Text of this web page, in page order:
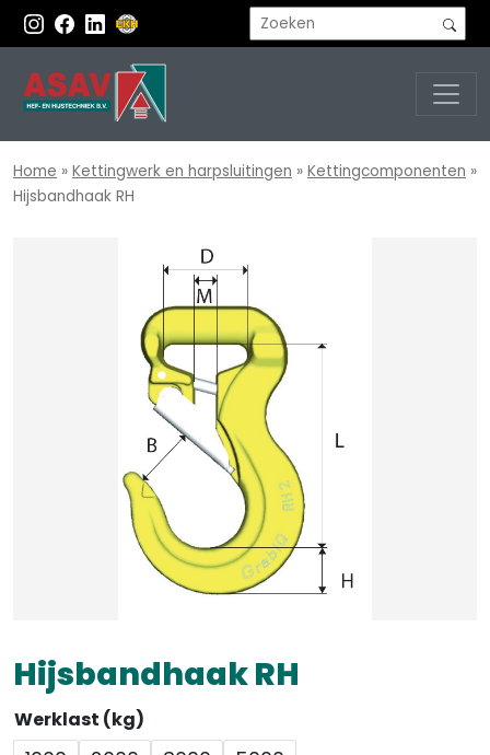
Home » Kettingwerk en harpsluitingen » Kettingcomponenten »
Hijsbandhaak RH
Hijsbandhaak RH
Werklast (kg)